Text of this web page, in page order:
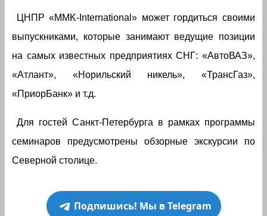
ЦНПР «MMK-International» может гордиться своими
выпускниками, которые занимают ведущие позиции
на самых известных предприятиях СНГ: «АвтоВАЗ»,
«Атлант», «Норильский никель», «ТрансГаз»,
«ПриорБанк» и т.д.
Для гостей Санкт-Петербурга в рамках программы
семинаров предусмотрены обзорные экскурсии по
Северной столице.
Подпишись! Мы в Telegram